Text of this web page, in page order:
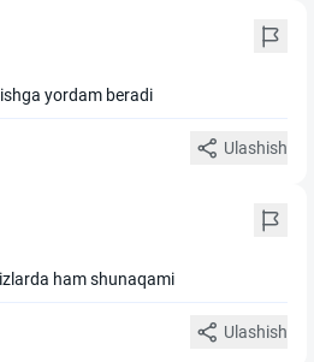
yordam beradi
Ulashish
ham shunaqami
Ulashish